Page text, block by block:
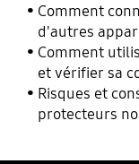
Comment
d'autres
Connectés ?
Comment
et vérifier sa
Risques et
protecteurs